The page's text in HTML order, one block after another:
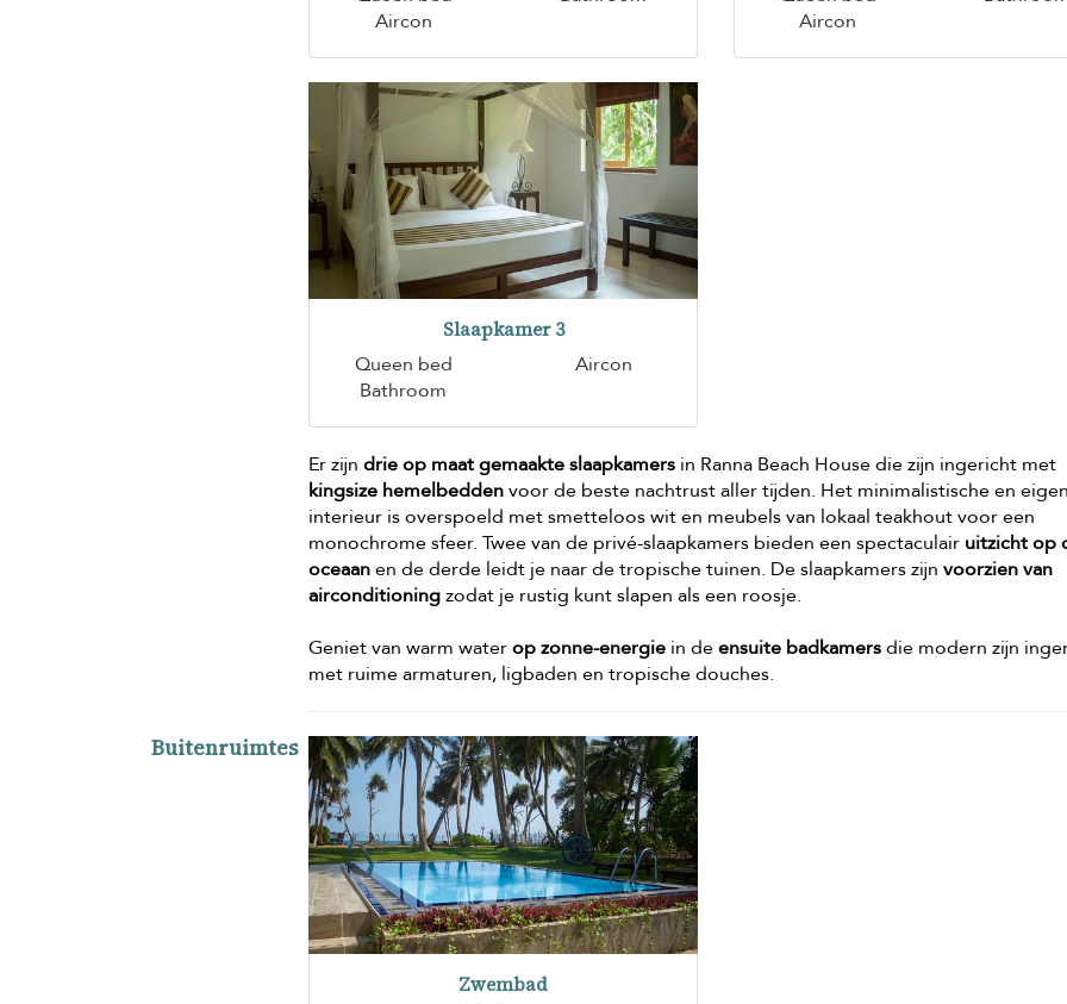
Aircon
Aircon
Slaapkamer 3
Queen bed
Aircon
Bathroom
Er zijndrie op maat gemaakte slaapkamers in Ranna Beach House die zijn ingericht met
kingsize hemelbeddenvoor de beste nachtrust aller tijden. Het minimalistische en
interieur is overspoeld met smetteloos wit en meubels van lokaal teakhout voor een
monochrome sfeer. Twee van de privé-slaapkamers bieden een spectaculair uitzicht op
oceaanen de derde leidt je naar de tropische tuinen. De slaapkamers zijnvoorzien van
airconditioningzodat je rustig kunt slapen als een roosje.
Geniet van warm waterop zonne-energie in deensuite badkamersdie modern zijn
met ruime armaturen, ligbaden en tropische douches.
Buitenruimtes
Zwembad